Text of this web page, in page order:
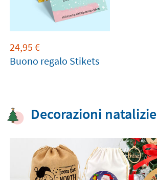
24,95 €
Buono regalo Stikets
Decorazioni natalizie